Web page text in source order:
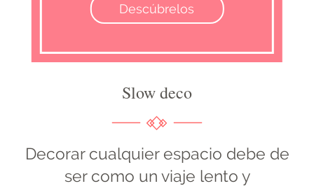
Descúbrelos
Slow deco
Decorar cualquier espacio debe de
ser como un viaje lento y